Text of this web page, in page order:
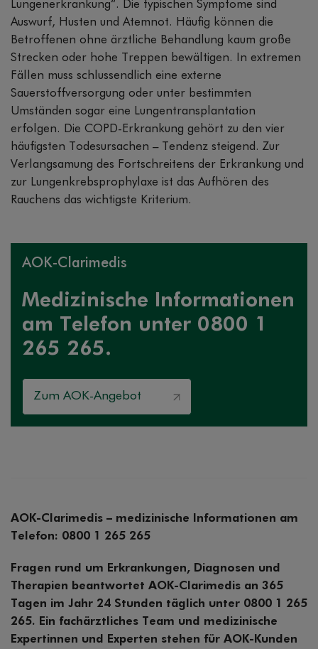
Lungenerkrankung“. Die typischen Symptome sind
Auswurf, Husten und Atemnot. Häufig können die
Betroffenen ohne ärztliche Behandlung kaum große
Strecken oder hohe Treppen bewältigen. In extremen
Fällen muss schlussendlich eine externe
Sauerstoffversorgung oder unter bestimmten
Umständen sogar eine Lungentransplantation
erfolgen. Die COPD-Erkrankung gehört zu den vier
häufigsten Todesursachen – Tendenz steigend. Zur
Verlangsamung des Fortschreitens der Erkrankung und
zur Lungenkrebsprophylaxe ist das Aufhören des
Rauchens das wichtigste Kriterium.
AOK-Clarimedis
Medizinische Informationen
am Telefon unter 0800 1
265 265.
Zum AOK-Angebot
AOK-Clarimedis – medizinische Informationen am
Telefon: 0800 1 265 265
Fragen rund um Erkrankungen, Diagnosen und
Therapien beantwortet AOK-Clarimedis an 365
Tagen im Jahr 24 Stunden täglich unter 0800 1 265
265. Ein fachärztliches Team und medizinische
Expertinnen und Experten stehen für AOK-Kunden